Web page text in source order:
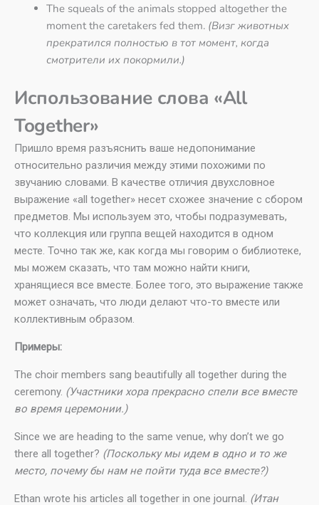
The squeals of the animals stopped altogether the
moment the caretakers fed them. (Визг животных
прекратился полностью в тот момент, когда
смотрители их покормили.)
Использование слова «All
Together»
Пришло время разъяснить ваше недопонимание
относительно различия между этими похожими по
звучанию словами. В качестве отличия двухсловное
выражение «all together» несет схожее значение с сбором
предметов. Мы используем это, чтобы подразумевать,
что коллекция или группа вещей находится в одном
месте. Точно так же, как когда мы говорим о библиотеке,
мы можем сказать, что там можно найти книги,
хранящиеся все вместе. Более того, это выражение также
может означать, что люди делают что-то вместе или
коллективным образом.
Примеры:
The choir members sang beautifully all together during the
ceremony. (Участники хора прекрасно спели все вместе
во время церемонии.)
Since we are heading to the same venue, why don’t we go
there all together? (Поскольку мы идем в одно и то же
место, почему бы нам не пойти туда все вместе?)
Ethan wrote his articles all together in one journal. (Итан